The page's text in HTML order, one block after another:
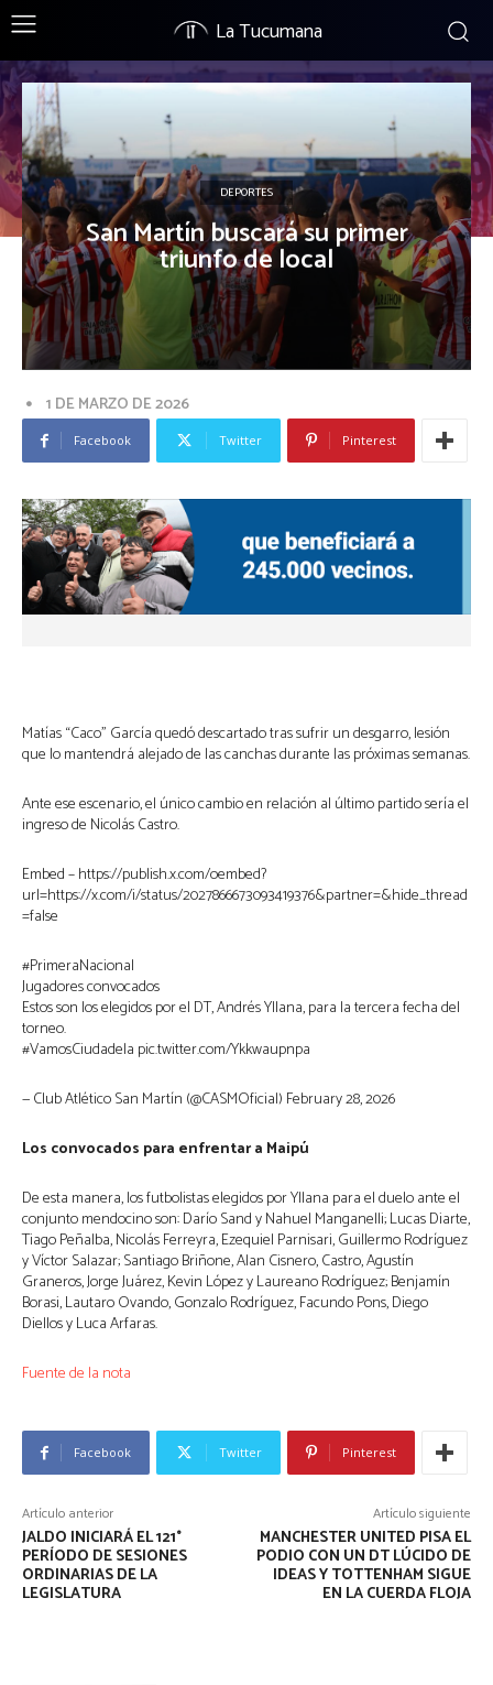
La Tucumana
DEPORTES
San Martín buscará su primer
triunfo de local
1 DE MARZO DE 2026
Facebook Twitter Pinterest
Matías “Caco” García quedó descartado tras sufrir un desgarro, lesión
que lo mantendrá alejado de las canchas durante las próximas semanas.
Ante ese escenario, el único cambio en relación al último partido sería el
ingreso de Nicolás Castro.
Embed – https://publish.x.com/oembed?
url=https://x.com/i/status/2027866673093419376&partner=&hide_thread
=false
#PrimeraNacional
Jugadores convocados
Estos son los elegidos por el DT, Andrés Yllana, para la tercera fecha del
torneo.
#VamosCiudadela pic.twitter.com/Ykkwaupnpa
— Club Atlético San Martín (@CASMOficial) February 28, 2026
Los convocados para enfrentar a Maipú
De esta manera, los futbolistas elegidos por Yllana para el duelo ante el
conjunto mendocino son: Darío Sand y Nahuel Manganelli; Lucas Diarte,
Tiago Peñalba, Nicolás Ferreyra, Ezequiel Parnisari, Guillermo Rodríguez
y Víctor Salazar; Santiago Briñone, Alan Cisnero, Castro, Agustín
Graneros, Jorge Juárez, Kevin López y Laureano Rodríguez; Benjamín
Borasi, Lautaro Ovando, Gonzalo Rodríguez, Facundo Pons, Diego
Diellos y Luca Arfaras.
Fuente de la nota
Facebook Twitter Pinterest
Artículo anterior
JALDO INICIARÁ EL 121°
PERÍODO DE SESIONES
ORDINARIAS DE LA
LEGISLATURA
Artículo siguiente
MANCHESTER UNITED PISA EL
PODIO CON UN DT LÚCIDO DE
IDEAS Y TOTTENHAM SIGUE
EN LA CUERDA FLOJA